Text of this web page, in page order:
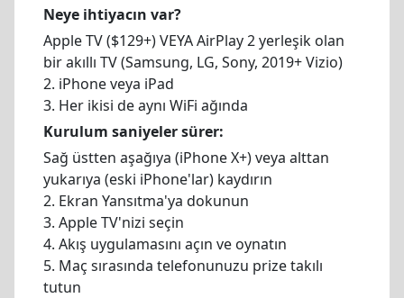
Neye ihtiyacın var?
Apple TV ($129+) VEYA AirPlay 2 yerleşik olan
bir akıllı TV (Samsung, LG, Sony, 2019+ Vizio)
2. iPhone veya iPad
3. Her ikisi de aynı WiFi ağında
Kurulum saniyeler sürer:
Sağ üstten aşağıya (iPhone X+) veya alttan
yukarıya (eski iPhone'lar) kaydırın
2. Ekran Yansıtma'ya dokunun
3. Apple TV'nizi seçin
4. Akış uygulamasını açın ve oynatın
5. Maç sırasında telefonunuzu prize takılı
tutun